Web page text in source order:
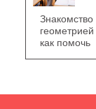
Знакомство
как помочь